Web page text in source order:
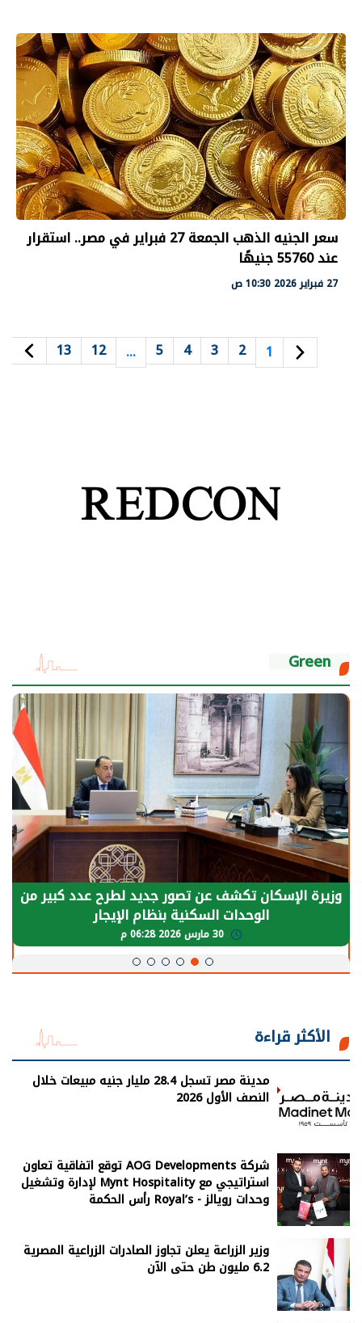
سعر الجنيه الذهب الجمعة 27 فبراير في مصر.. استقرار
عند 55760 جنيهًا
27 فبراير 2026 10:30 ص
1
2
3
4
5
…
12
13
Green
الرئيس السيسي: توقف الأنشطة في قطاع الطاقة
يحتاج إلى سنوات لعودة معدلات الإنتاج الطبيعية
الأكثر قراءة
مدينة مصر تسجل 28.4 مليار جنيه مبيعات خلال
النصف الأول 2026
شركة AOG Developments توقع اتفاقية تعاون
استراتيجي مع Mynt Hospitality لإدارة وتشغيل
وحدات رويالز - Royal’s رأس الحكمة
وزير الزراعة يعلن تجاوز الصادرات الزراعية المصرية
6.2 مليون طن حتى الآن